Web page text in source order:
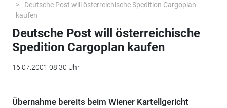
Deutsche Post will österreichische Spedition Cargoplan
kaufen
Deutsche Post will österreichische
Spedition Cargoplan kaufen
16.07.2001 08:30 Uhr
Übernahme bereits beim Wiener Kartellgericht